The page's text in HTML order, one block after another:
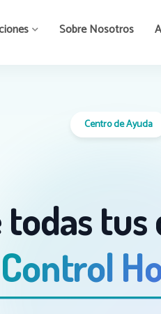
Sobre Nosotros
Centro de Ayuda
Control